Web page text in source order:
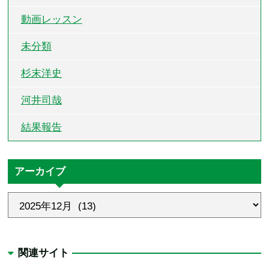
動画レッスン
未分類
杉末洋史
河井司哉
結果報告
アーカイブ
関連サイト